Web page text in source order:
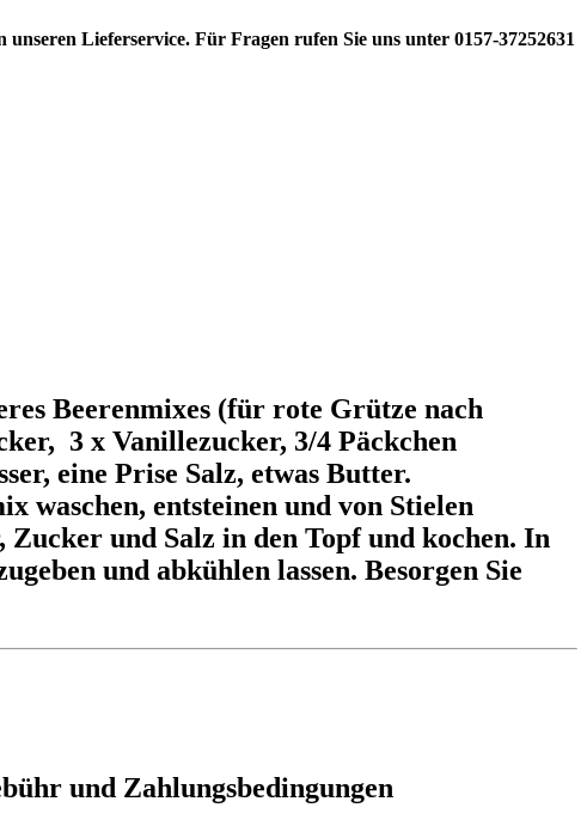
Lieferservice. Für Fragen rufen Sie uns unter 0157-37252631
Beerenmixes (für rote Grütze nach
3 x Vanillezucker, 3/4 Päckchen
eine Prise Salz, etwas Butter.
waschen, entsteinen und von Stielen
und Salz in den Topf und kochen. In
und abkühlen lassen. Besorgen Sie
und Zahlungsbedingungen